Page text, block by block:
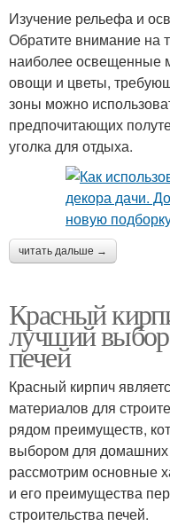
Изучение рельефа и
Обратите внимание на
наиболее освещенные
овощи и цветы,
зоны можно
предпочитающих
уголка для отдыха.
читать дальше →
Красный
лучший
печей
Красный кирпич
материалов для
рядом преимуществ,
выбором для домашних
рассмотрим основные
и его преимущества
строительства печей.